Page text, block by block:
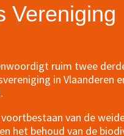
Vereniging
ruim twee
in Vlaanderen
van de
het behoud van de